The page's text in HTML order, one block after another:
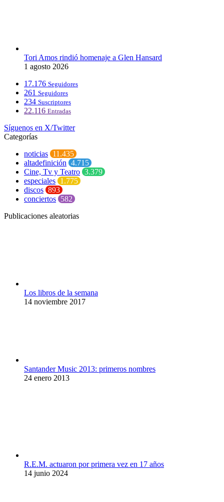
Tori Amos rindió homenaje a Glen Hansard
1 agosto 2026
17.176 Seguidores
261 Seguidores
234 Suscriptores
22.116 Entradas
Síguenos en X/Twitter
Categorías
noticias 11.435
altadefinición 4.715
Cine, Tv y Teatro 3.379
especiales 1.775
discos 893
conciertos 582
Publicaciones aleatorias
Los libros de la semana
14 noviembre 2017
Santander Music 2013: primeros nombres
24 enero 2013
R.E.M. actuaron por primera vez en 17 años
14 junio 2024